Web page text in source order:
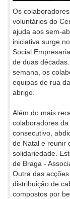
Os
voluntários do
ajuda aos sem-
iniciativa surge
Social
de duas
semana, os
equipas de rua
abrigo.
Além do mais
colaboradores
consecutivo,
de Natal e reunir
solidariedade.
de Braga -
Outra das
distribuição de
compostos por